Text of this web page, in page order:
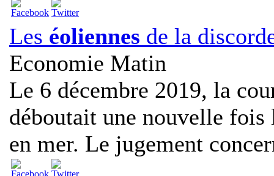
Les éoliennes de la
Economie Matin
Le 6 décembre 2019, la
déboutait une nouvelle
en mer. Le jugement